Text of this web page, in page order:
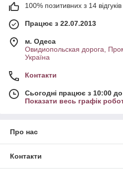
100% позитивних з 14 відгуків
Працює з 22.07.2013
м. Одеса
Овидиопольская дорога,
Україна
Контакти
Сьогодні працює з 10:00
Показати весь графік
Про нас
Контакти